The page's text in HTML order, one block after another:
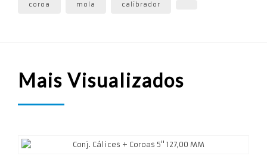
coroa mola calibrador
Mais Visualizados